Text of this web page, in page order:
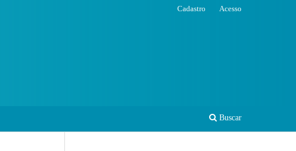
Buscar
Cadastro Acesso